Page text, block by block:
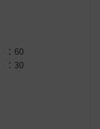
：60
：30